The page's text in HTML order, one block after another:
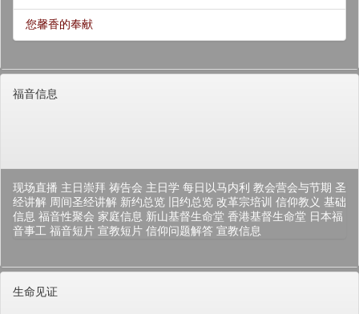
您馨香的奉献
福音信息
现场直播 主日崇拜 祷告会 主日学 每日以马内利 教会营会与节期 圣
经讲解 周间圣经讲解 新约总览 旧约总览 改革宗培训 信仰教义 基础
信息 福音性聚会 家庭信息 新山基督生命堂 香港基督生命堂 日本福
音事工 福音短片 宣教短片 信仰问题解答 宣教信息
生命见证